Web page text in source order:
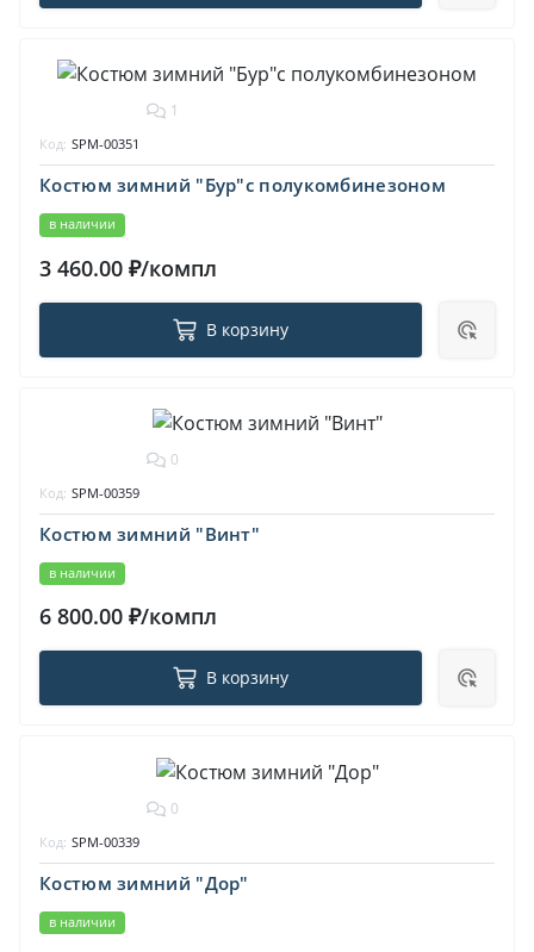
1
Костюм зимний "Бур"с полукомбинезоном
в наличии
Код: SPM-00351
3 460.00 ₽/компл
В корзину
0
Костюм зимний "Винт"
в наличии
Код: SPM-00359
6 800.00 ₽/компл
В корзину
0
Костюм зимний "Дор"
в наличии
Код: SPM-00339